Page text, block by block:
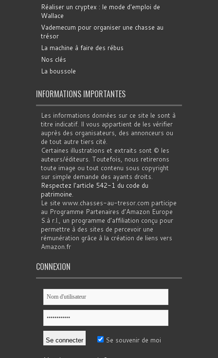
Réaliser un cryptex : le mode d'emploi de
Wallace
Vademecum pour organiser une chasse au
trésor
La machine à faire des rébus
Nos clés
La boussole
INFORMATIONS IMPORTANTES
Les informations données sur ce site le sont à
titre indicatif. Il vous appartient de les vérifier
auprès des organisateurs, des annonceurs ou
de tout autre tiers cité.
Certaines illustrations et extraits sont © les
auteurs/éditeurs. Toutefois, nous retirerons
toute image ou tout contenu sous copyright
sur simple demande des ayants droits.
Respectez l'article 542-1 du code du
patrimoine
Le site www.chasses-au-tresor.com participe
au Programme Partenaires d’Amazon Europe
S.à r.l., un programme d’affiliation conçu pour
permettre à des sites de percevoir une
rémunération grâce à la création de liens vers
Amazon.fr
CONNEXION
Se souvenir de moi